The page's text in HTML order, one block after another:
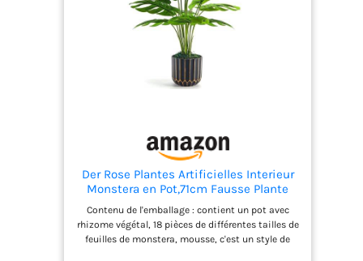
Der Rose Plantes Artificielles Interieur
Monstera en Pot,71cm Fausse Plante
Idéal pour la Décoration de Salon,
Chambre, Bureau et Jardin（1 Pot）
Contenu de l'emballage : contient un pot avec
rhizome végétal, 18 pièces de différentes tailles de
feuilles de monstera, mousse, c'est un style de